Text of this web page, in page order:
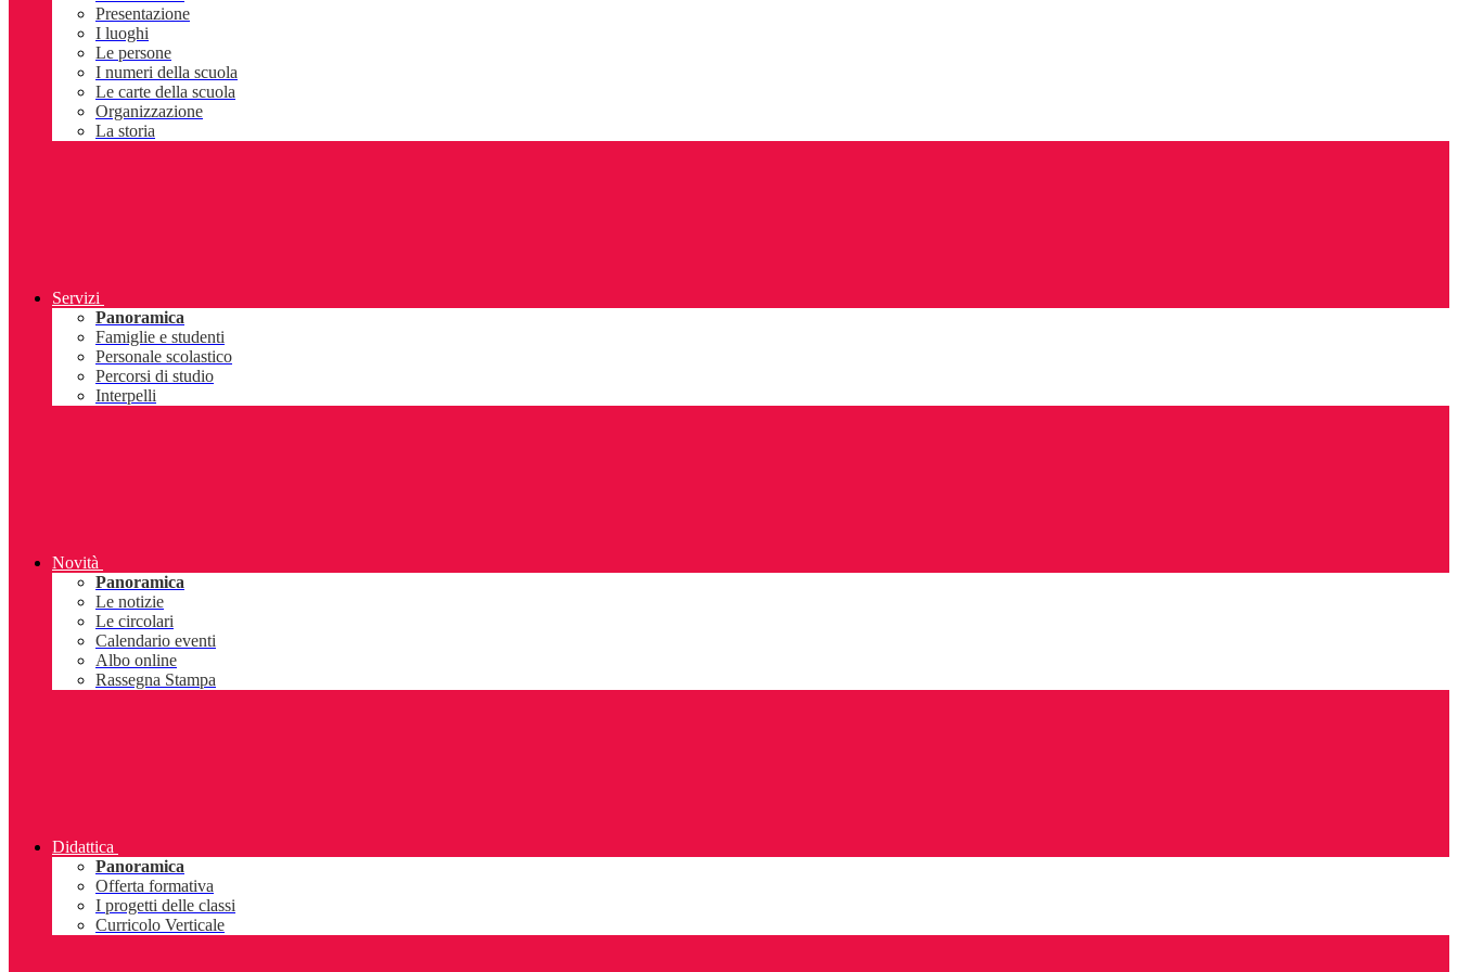
Presentazione
I luoghi
Le persone
I numeri della scuola
Le carte della scuola
Organizzazione
La storia
Servizi
Panoramica
Famiglie e studenti
Personale scolastico
Percorsi di studio
Interpelli
Novità
Panoramica
Le notizie
Le circolari
Calendario eventi
Albo online
Rassegna Stampa
Didattica
Panoramica
Offerta formativa
I progetti delle classi
Curricolo Verticale